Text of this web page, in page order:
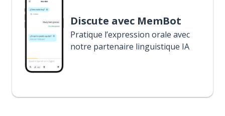
Discute avec MemBot
Pratique l’expression orale avec
notre partenaire linguistique IA